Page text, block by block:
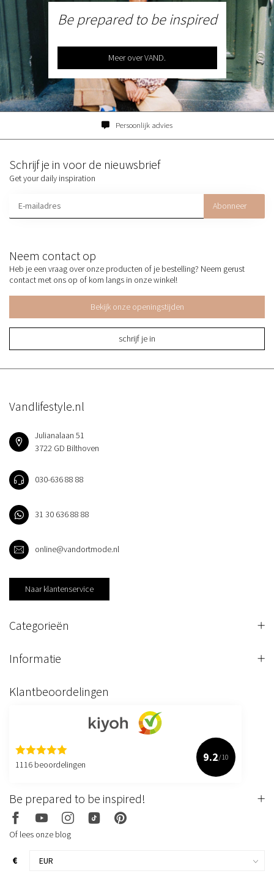
Be prepared to be inspired
Meer over VAND.
Persoonlijk advies
Neem contact op
Heb je een vraag over onze producten of je bestelling? Neem gerust
contact met ons op of kom langs in onze winkel!
Bekijk onze openingstijden
schrijf je in
Schrijf je in voor de nieuwsbrief
Get your daily inspiration
Abonneer
Vandlifestyle.nl
Julianalaan 51
3722 GD Bilthoven
030-636 88 88
31 30 636 88 88
online@vandortmode.nl
Naar klantenservice
Categorieën
Informatie
Klantbeoordelingen
1116 beoordelingen
9.2/10
Be prepared to be inspired!
Of lees onze blog
€